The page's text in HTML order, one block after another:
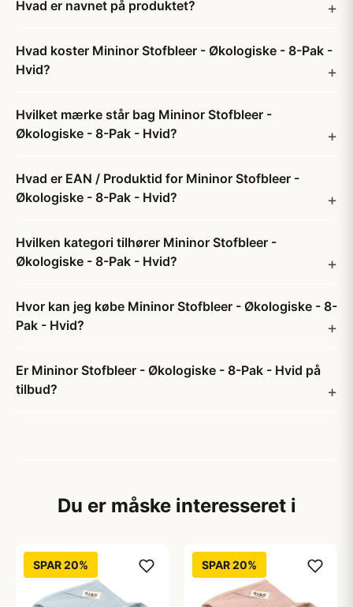
Hvad er navnet på produktet?
Hvad koster Mininor Stofbleer - Økologiske - 8-Pak -
Hvid?
Hvilket mærke står bag Mininor Stofbleer -
Økologiske - 8-Pak - Hvid?
Hvad er EAN / Produktid for Mininor Stofbleer -
Økologiske - 8-Pak - Hvid?
Hvilken kategori tilhører Mininor Stofbleer -
Økologiske - 8-Pak - Hvid?
Hvor kan jeg købe Mininor Stofbleer - Økologiske - 8-
Pak - Hvid?
Er Mininor Stofbleer - Økologiske - 8-Pak - Hvid på
tilbud?
Du er måske interesseret i
SPAR 20% SPAR 20%